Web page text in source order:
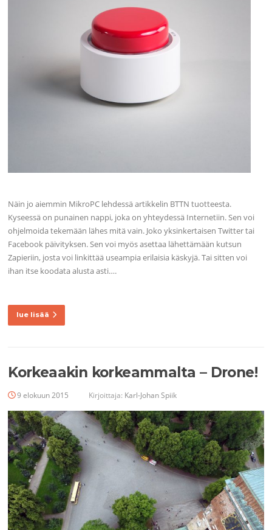
Näin jo aiemmin MikroPC lehdessä artikkelin BTTN tuotteesta.
Kyseessä on punainen nappi, joka on yhteydessä Internetiin. Sen voi
ohjelmoida tekemään lähes mitä vain. Joko yksinkertaisen Twitter tai
Facebook päivityksen. Sen voi myös asettaa lähettämään kutsun
Zapieriin, josta voi linkittää useampia erilaisia käskyjä. Tai sitten voi
ihan itse koodata alusta asti….
lue lisää
Korkeaakin korkeammalta – Drone!
9 elokuun 2015 Kirjoittaja: Karl-Johan Spiik